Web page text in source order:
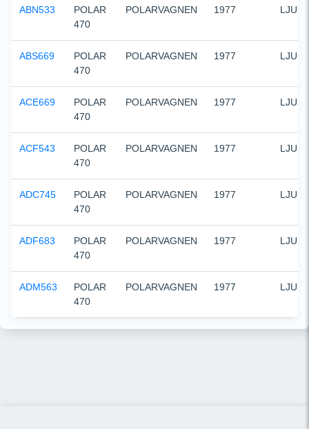
ABN533
POLAR
470
POLARVAGNEN 1977
ABS669
POLAR
470
POLARVAGNEN 1977
ACE669
POLAR
470
POLARVAGNEN 1977
ACF543
POLAR
470
POLARVAGNEN 1977
ADC745
POLAR
470
POLARVAGNEN 1977
ADF683
POLAR
470
POLARVAGNEN 1977
ADM563
POLAR
470
POLARVAGNEN 1977